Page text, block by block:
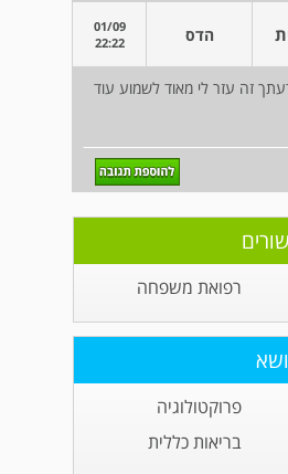
הדס
01/09
22:22
זה עזר לי מאוד לשמוע עוד
רפואת משפחה
פרוקטולוגיה
בריאות כללית